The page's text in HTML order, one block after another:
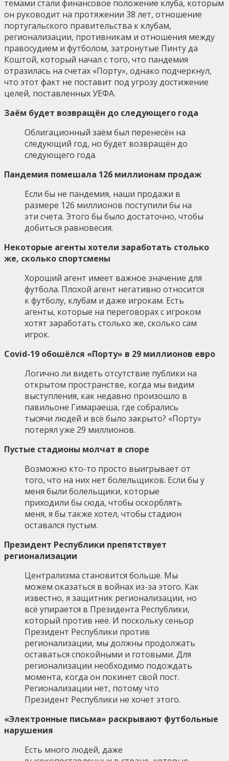
темами стали финансовое положение клуба, которым
он руководит на протяжении 38 лет, отношение
португальского правительства к клубам,
регионализации, противникам и отношения между
правосудием и футболом, затронутые Пинту да
Коштой, который начал с того, что пандемия
отразилась на счетах «Порту», однако подчеркнул,
что этот факт не поставит под угрозу достижение
целей, поставленных УЕФА.
Заём будет возвращён до следующего года
Облигационный заём был перенесён на
следующий год, но будет возвращён до
следующего года.
Пандемия помешала 126 миллионам продаж
Если бы не пандемия, наши продажи в
размере 126 миллионов поступили бы на
эти счета. Этого бы было достаточно, чтобы
добиться равновесия.
Некоторые агенты хотели заработать столько
же, сколько спортсмены
Хороший агент имеет важное значение для
футбола. Плохой агент негативно относится
к футболу, клубам и даже игрокам. Есть
агенты, которые на переговорах с игроком
хотят заработать столько же, сколько сам
игрок.
Covid-19 обошёлся «Порту» в 29 миллионов евро
Логично ли видеть отсутствие публики на
открытом пространстве, когда мы видим
выступления, как недавно произошло в
павильоне Гимараеша, где собрались
тысячи людей и всё было закрыто? «Порту»
потерял уже 29 миллионов.
Пустые стадионы молчат в споре
Возможно кто-то просто выигрывает от
того, что на них нет болельщиков. Если бы у
меня были болельщики, которые
приходили бы сюда, чтобы оскорблять
меня, я бы также хотел, чтобы стадион
оставался пустым.
Президент Республики препятствует
регионализации
Централизма становится больше. Мы
можем оказаться в войнах из-за этого. Как
известно, я защитник регионализации, но
всё упирается в Президента Республики,
который против неё. И поскольку сеньор
Президент Республики против
регионализации, мы должны продолжать
оставаться спокойными и готовыми. Для
регионализации необходимо подождать
момента, когда он покинет свой пост.
Регионализации нет, потому что
Президент Республики не хочет этого.
«Электронные письма» раскрывают футбольные
нарушения
Есть много людей, даже